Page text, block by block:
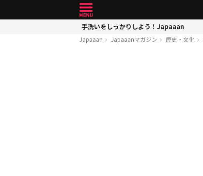
手洗いをしっかりしよう！Japaaan
Japaaan Japaaanマガジン 歴史・文化